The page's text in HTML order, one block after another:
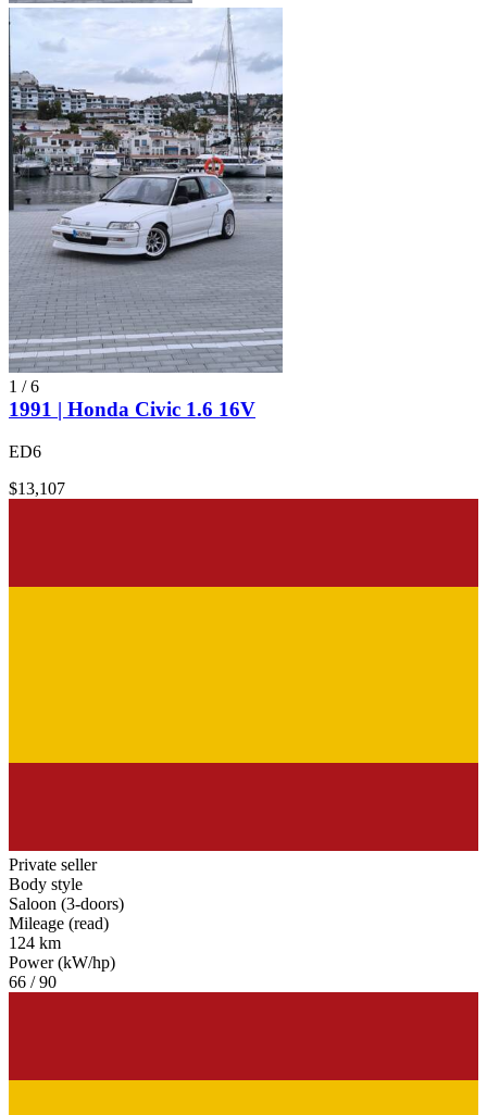
1 /6
1991 | Honda Civic 1.6 16V
ED6
$13,107
Private seller
Body style
Saloon (3-doors)
Mileage (read)
124 km
Power (kW/hp)
66 / 90